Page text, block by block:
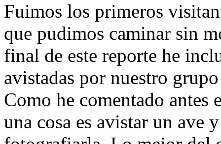
Fuimos los primeros
que pudimos caminar sin
final de este reporte he
avistadas por nuestro
Como he comentado antes
una cosa es avistar un ave